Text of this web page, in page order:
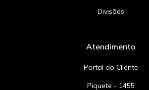
Divisões
Atendimento
Portal do Cliente
Piquete - 1455